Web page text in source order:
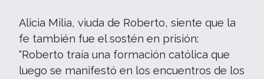
Alicia Milia, viuda de Roberto, siente que la
fe también fue el sostén en prisión:
“Roberto traía una formación católica que
luego se manifestó en los encuentros de los